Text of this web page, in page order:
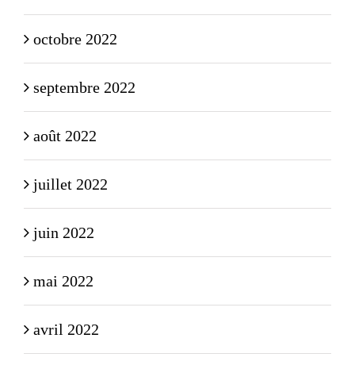
octobre 2022
septembre 2022
août 2022
juillet 2022
juin 2022
mai 2022
avril 2022